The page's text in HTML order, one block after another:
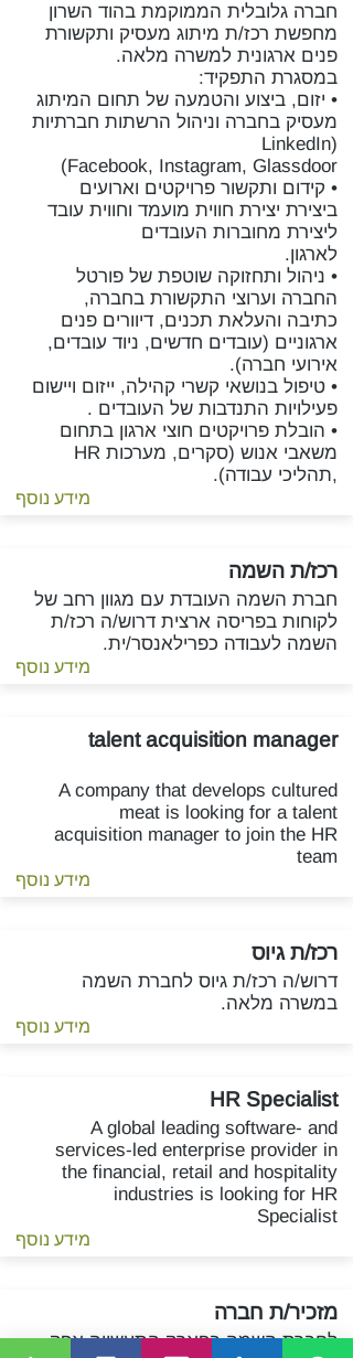
חברה גלובלית הממוקמת בהוד השרון
מחפשת רכז/ת מיתוג מעסיק ותקשורת
פנים ארגונית למשרה מלאה.
במסגרת התפקיד:
• יזום, ביצוע והטמעה של תחום המיתוג
מעסיק בחברה וניהול הרשתות חברתיות
(LinkedIn
Facebook, Instagram, Glassdoor)
• קידום ותקשור פרויקטים וארועים
ביצירת יצירת חווית מועמד וחווית עובד
ליצירת מחוברות העובדים
לארגון.
• ניהול ותחזוקה שוטפת של פורטל
החברה וערוצי התקשורת בחברה,
כתיבה והעלאת תכנים, דיוורים פנים
ארגוניים (עובדים חדשים, ניוד עובדים,
אירועי חברה).
• טיפול בנושאי קשרי קהילה, ייזום ויישום
פעילויות התנדבות של העובדים .
• הובלת פרויקטים חוצי ארגון בתחום
משאבי אנוש (סקרים, מערכות HR
,תהליכי עבודה).
מידע נוסף
רכז/ת השמה
חברת השמה העובדת עם מגוון רחב של
לקוחות בפריסה ארצית דרוש/ה רכז/ת
השמה לעבודה כפרילאנסר/ית.
מידע נוסף
talent acquisition manager
A company that develops cultured
meat is looking for a talent
acquisition manager to join the HR
team
מידע נוסף
רכז/ת גיוס
דרוש/ה רכז/ת גיוס לחברת השמה
במשרה מלאה.
מידע נוסף
HR Specialist
A global leading software- and
services-led enterprise provider in
the financial, retail and hospitality
industries is looking for HR
Specialist
מידע נוסף
מזכיר/ת חברה
לחברת השמה בפארק התעשייה אפק